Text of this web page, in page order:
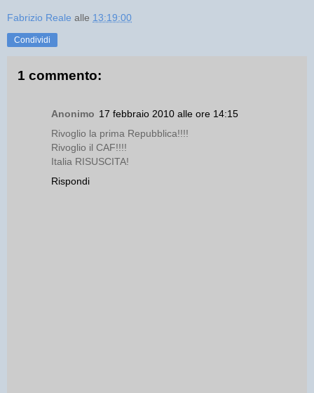
Fabrizio Reale alle 13:19:00
Condividi
1 commento:
Anonimo 17 febbraio 2010 alle ore 14:15
Rivoglio la prima Repubblica!!!!
Rivoglio il CAF!!!!
Italia RISUSCITA!
Rispondi